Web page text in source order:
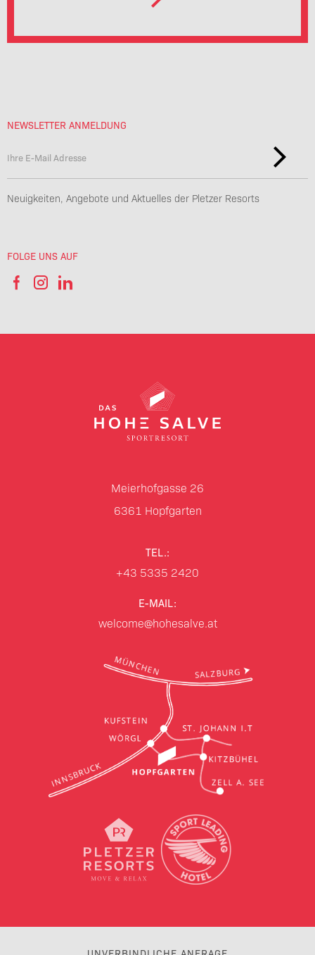
NEWSLETTER ANMELDUNG
Neuigkeiten, Angebote und Aktuelles der Pletzer Resorts
FOLGE UNS AUF
Meierhofgasse 26
6361 Hopfgarten
TEL.:
+43 5335 2420
E-MAIL:
welcome@hohesalve.at